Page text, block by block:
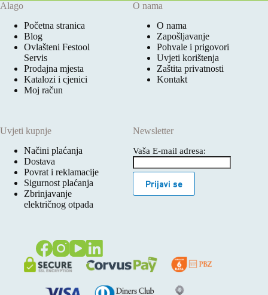
Alago
Početna stranica
Blog
Ovlašteni Festool
Servis
Prodajna mjesta
Katalozi i cjenici
Moj račun
O nama
O nama
Zapošljavanje
Pohvale i prigovori
Uvjeti korištenja
Zaštita privatnosti
Kontakt
Uvjeti kupnje
Načini plaćanja
Dostava
Povrat i reklamacije
Sigurnost plaćanja
Zbrinjavanje
električnog otpada
Newsletter
Vaša E-mail adresa:
Prijavi se